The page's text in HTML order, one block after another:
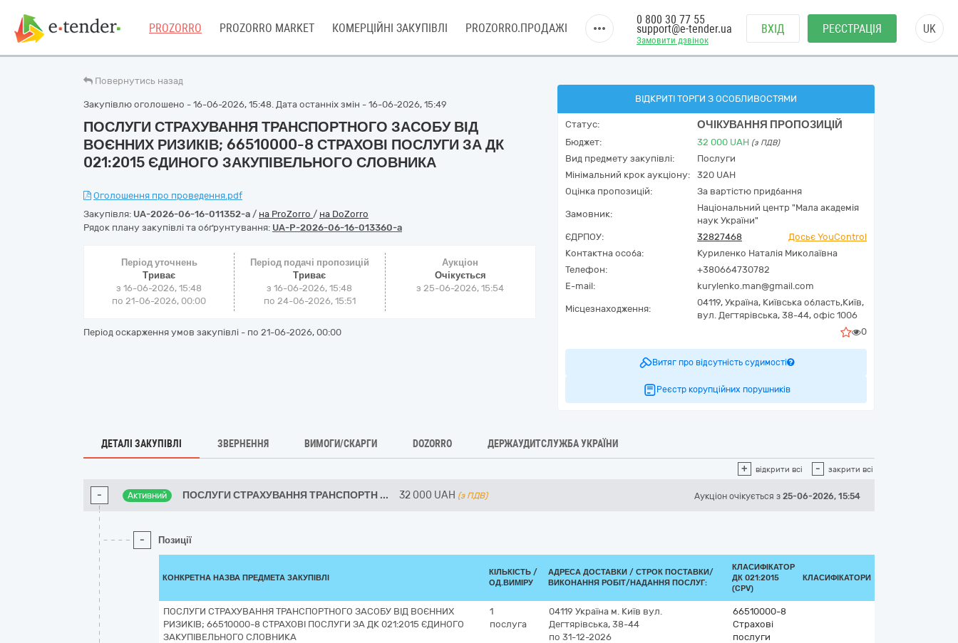
PROZORRO PROZORRO MARKET КОМЕРЦІЙНІ ЗАКУПІВЛІ PROZORRO.ПРОДАЖІ
Замовити дзвінок
0 800 30 77 55
support@e-tender.ua ВХІД РЕЄСТРАЦІЯ UK
Повернутись назад
Закупівлю оголошено - 16-06-2026, 15:48. Дата останніх змін - 16-06-2026, 15:49
ПОСЛУГИ СТРАХУВАННЯ ТРАНСПОРТНОГО ЗАСОБУ ВІД
ВОЄННИХ РИЗИКІВ; 66510000-8 СТРАХОВІ ПОСЛУГИ ЗА ДК
021:2015 ЄДИНОГО ЗАКУПІВЕЛЬНОГО СЛОВНИКА
Оголошення про проведення.pdf
Закупівля: UA-2026-06-16-011352-a / на ProZorro / на DoZorro
Рядок плану закупівлі та обґрунтування: UA-P-2026-06-16-013360-a
Період уточнень
Триває
з 16-06-2026, 15:48
по 21-06-2026, 00:00
Період подачі пропозицій
Триває
з 16-06-2026, 15:48
по 24-06-2026, 15:51
Аукціон
Очікується
з25-06-2026, 15:54
Період оскарження умов закупівлі - по 21-06-2026, 00:00
ВІДКРИТІ ТОРГИ З ОСОБЛИВОСТЯМИ
Статус: ОЧІКУВАННЯ ПРОПОЗИЦІЙ
Бюджет: 32 000 UAH (з ПДВ)
Вид предмету закупівлі:
Послуги
Мінімальний крок аукціону:
320 UAH
Оцінка пропозицій:
За вартістю придбання
Замовник:
Національний центр "Мала академія
наук України"
ЄДРПОУ:
32827468
Досьє YouControl
Контактна особа:
Куриленко Наталія Миколаївна
Телефон:
+380664730782
E-mail:
kurylenko.man@gmail.com
Місцезнаходження:
04119, Україна, Київська область,Київ,
вул. Дегтярівська, 38-44, офіс 1006
0
Витяг про відсутність судимості
Реєстр корупційних порушників
ДЕТАЛІ ЗАКУПІВЛІ ЗВЕРНЕННЯ ВИМОГИ/СКАРГИ DOZORRO ДЕРЖАУДИТСЛУЖБА УКРАЇНИ
+ відкрити всі - закрити всі
- Активний ПОСЛУГИ СТРАХУВАННЯ ТРАНСПОРТН ... 32 000 UAH (з ПДВ) Аукціон очікується з 25-06-2026, 15:54
- Позиції
КОНКРЕТНА НАЗВА ПРЕДМЕТА ЗАКУПІВЛІ
КІЛЬКІСТЬ /
ОД.ВИМІРУ
АДРЕСА ДОСТАВКИ / СТРОК ПОСТАВКИ/
ВИКОНАННЯ РОБІТ/НАДАННЯ ПОСЛУГ:
КЛАСИФІКАТОР
ДК 021:2015
(CPV)
КЛАСИФІКАТОРИ
ПОСЛУГИ СТРАХУВАННЯ ТРАНСПОРТНОГО ЗАСОБУ ВІД ВОЄННИХ
РИЗИКІВ; 66510000-8 СТРАХОВІ ПОСЛУГИ ЗА ДК 021:2015 ЄДИНОГО
ЗАКУПІВЕЛЬНОГО СЛОВНИКА
1
послуга
04119 Україна м. Київ вул.
Дегтярівська, 38-44
по 31-12-2026
66510000-8
Страхові
послуги